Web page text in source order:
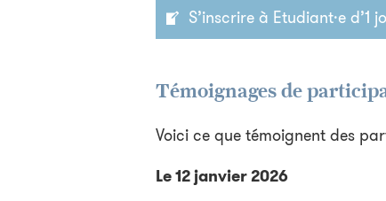
S’inscrire à Etudiant·e d’1
Témoignages de
Voici ce que témoignent des
Le 12 janvier 2026